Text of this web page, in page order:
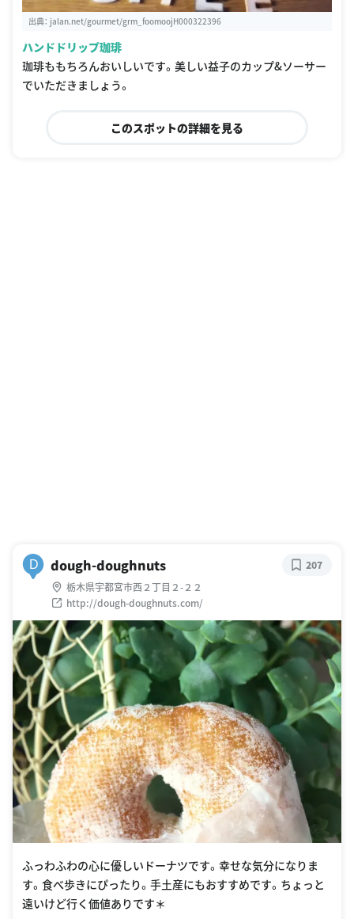
出典： jalan.net/gourmet/grm_foomoojH000322396
ハンドドリップ珈琲
珈琲ももちろんおいしいです。美しい益子のカップ&ソーサー
でいただきましょう。
このスポットの詳細を見る
D dough-doughnuts
栃木県宇都宮市西２丁目２-２２
http://dough-doughnuts.com/
207
ふっわふわの心に優しいドーナツです。幸せな気分になりま
す。食べ歩きにぴったり。手土産にもおすすめです。ちょっと
遠いけど行く価値ありです＊